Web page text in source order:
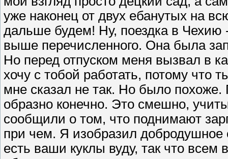
уже наконец от двух ебанутых на
дальше будем! Ну, поездка в Чехию
выше перечисленного. Она была
Но перед отпуском меня вызвал в
хочу с тобой работать, потому что
мне сказал не так. Но было похоже.
образно конечно. Это смешно,
сообщили о том, что поднимают
при чем. Я изобразил добродушное
есть ваши куклы вуду, так что